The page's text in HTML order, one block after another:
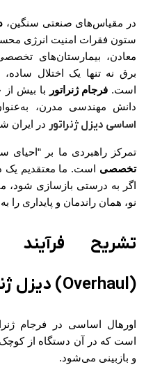
در مقیاس‌های صنعتی سنگین،
ستون فقرات امنیت انرژی
معادن، بیمارستان‌های
برق نه تنها یک اختلال
است. فرجام ژنراتور
دانش مهندسی مدرن،
اساسی دیزل ژنراتور در ایران
تمرکز راهبردی ما بر “احیای
تخصصی است. ما معتقدیم یک
اگر به درستی بازسازی شود،
نو، همان راندمان و پایداری را
تشریح
(Overhaul) دیزل ژنراتورهای پرتوان
اورهال اساسی در فرجام
است که در آن دستگاه از
و بازبینی می‌شود.